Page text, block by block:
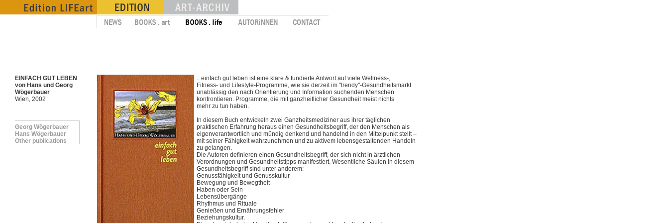
EINFACH GUT LEBEN
von Hans und Georg
Wögerbauer
Wien, 2002
Georg Wögerbauer
Hans Wögerbauer
Other publications
.. einfach gut leben ist eine klare & fundierte Antwort auf viele Wellness-,
Fitness- und Lifestyle-Programme, wie sie derzeit im "trendy"-Gesundheitsmarkt
unablässig den nach Orientierung und Information suchenden Menschen
konfrontieren. Programme, die mit ganzheitlicher Gesundheit meist nichts
mehr zu tun haben.
In diesem Buch entwickeln zwei Ganzheitsmediziner aus ihrer täglichen
praktischen Erfahrung heraus einen Gesundheitsbegriff, der den Menschen als
eigenverantwortlich und mündig denkend und handelnd in den Mittelpunkt stellt –
mit seiner Fähigkeit wahrzunehmen und zu aktivem lebensgestaltenden Handeln
zu gelangen.
Die Autoren definieren einen Gesundheitsbegriff, der sich nicht in ärztlichen
Verordnungen und Gesundheitstipps manifestiert. Wesentliche Säulen in diesem
Gesundheitsbegriff sind unter anderem:
Genussfähigkeit und Genusskultur
Bewegung und Bewegtheit
Haben oder Sein
Lebensübergänge
Rhythmus und Rituale
Genießen und Ernährungsfehler
Beziehungskultur.